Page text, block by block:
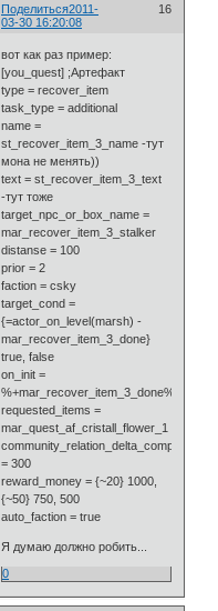
Поделиться 16
2011-
03-30 16:20:08
вот как раз пример:
[you_quest] ;Артефакт
type = recover_item
task_type = additional
name =
st_recover_item_3_name -тут
мона не менять))
text = st_recover_item_3_text
-тут тоже
target_npc_or_box_name =
mar_recover_item_3_stalker
distanse = 100
prior = 2
faction = csky
target_cond =
{=actor_on_level(marsh) -
mar_recover_item_3_done}
true, false
on_init =
%+mar_recover_item_3_done%
requested_items =
mar_quest_af_cristall_flower_1
community_relation_delta_complete
= 300
reward_money = {~20} 1000,
{~50} 750, 500
auto_faction = true
Я думаю должно робить...
0